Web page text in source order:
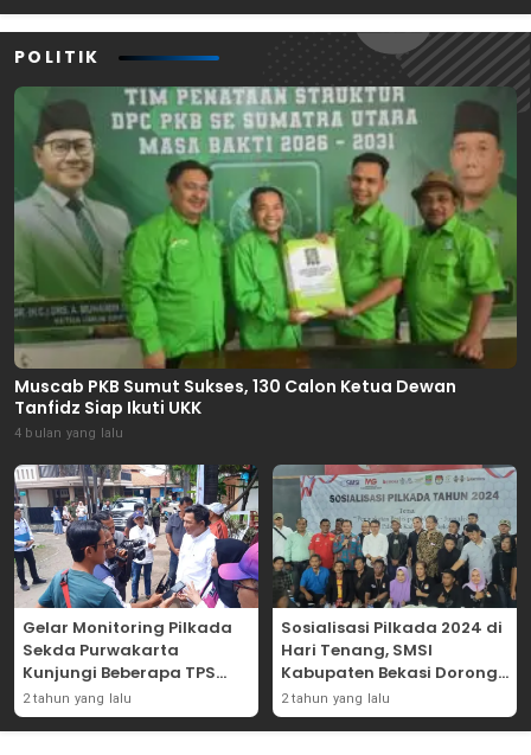
POLITIK
Muscab PKB Sumut Sukses, 130 Calon Ketua Dewan
Tanfidz Siap Ikuti UKK
4 bulan yang lalu
Gelar Monitoring Pilkada
Sekda Purwakarta
Kunjungi Beberapa TPS
Yang Ada Di Purwakarta
2 tahun yang lalu
Sosialisasi Pilkada 2024 di
Hari Tenang, SMSI
Kabupaten Bekasi Dorong
Angka Partisipasi
Masyarakat
2 tahun yang lalu